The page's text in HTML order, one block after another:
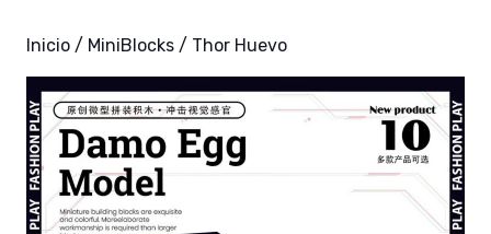
Inicio / MiniBlocks / Thor Huevo